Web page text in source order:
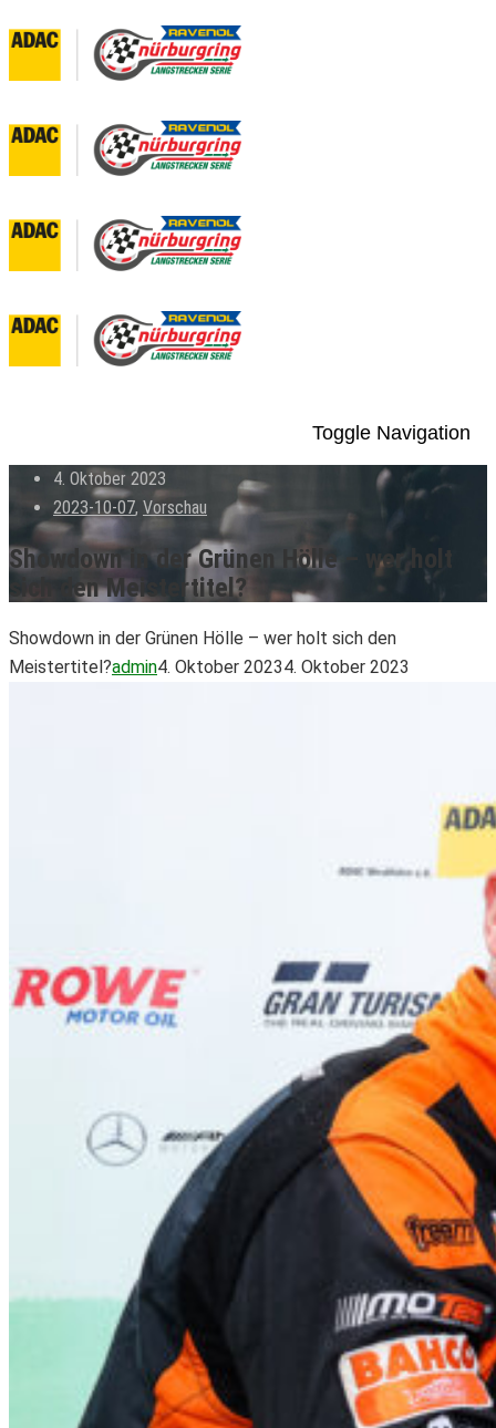
Toggle Navigation
4. Oktober 2023
2023-10-07, Vorschau
Showdown in der Grünen Hölle – wer holt
sich den Meistertitel?
Showdown in der Grünen Hölle – wer holt sich den
Meistertitel?admin4. Oktober 20234. Oktober 2023